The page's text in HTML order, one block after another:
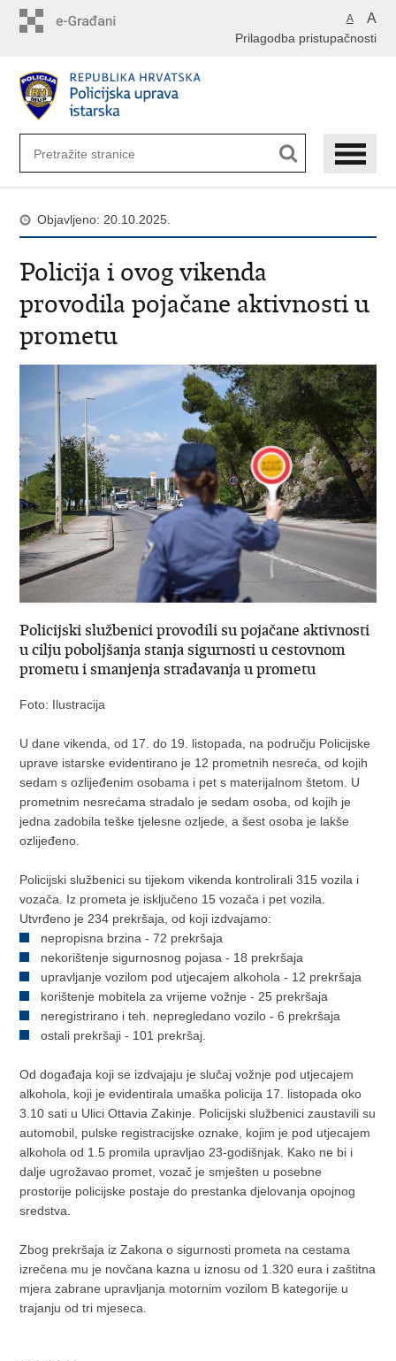
A A
Prilagodba pristupačnosti
Objavljeno: 20.10.2025.
Policija i ovog vikenda
provodila pojačane aktivnosti u
prometu
Policijski službenici provodili su pojačane aktivnosti
u cilju poboljšanja stanja sigurnosti u cestovnom
prometu i smanjenja stradavanja u prometu
Foto: Ilustracija
U dane vikenda, od 17. do 19. listopada, na području Policijske
uprave istarske evidentirano je 12 prometnih nesreća, od kojih
sedam s ozlijeđenim osobama i pet s materijalnom štetom. U
prometnim nesrećama stradalo je sedam osoba, od kojih je
jedna zadobila teške tjelesne ozljede, a šest osoba je lakše
ozlijeđeno.
Policijski službenici su tijekom vikenda kontrolirali 315 vozila i
vozača. Iz prometa je isključeno 15 vozača i pet vozila.
Utvrđeno je 234 prekršaja, od koji izdvajamo:
nepropisna brzina - 72 prekršaja
nekorištenje sigurnosnog pojasa - 18 prekršaja
upravljanje vozilom pod utjecajem alkohola - 12 prekršaja
korištenje mobitela za vrijeme vožnje - 25 prekršaja
neregistrirano i teh. nepregledano vozilo - 6 prekršaja
ostali prekršaji - 101 prekršaj.
Od događaja koji se izdvajaju je slučaj vožnje pod utjecajem
alkohola, koji je evidentirala umaška policija 17. listopada oko
3.10 sati u Ulici Ottavia Zakinje. Policijski službenici zaustavili su
automobil, pulske registracijske oznake, kojim je pod utjecajem
alkohola od 1.5 promila upravljao 23-godišnjak. Kako ne bi i
dalje ugrožavao promet, vozač je smješten u posebne
prostorije policijske postaje do prestanka djelovanja opojnog
sredstva.
Zbog prekršaja iz Zakona o sigurnosti prometa na cestama
izrečena mu je novčana kazna u iznosu od 1.320 eura i zaštitna
mjera zabrane upravljanja motornim vozilom B kategorije u
trajanju od tri mjeseca.